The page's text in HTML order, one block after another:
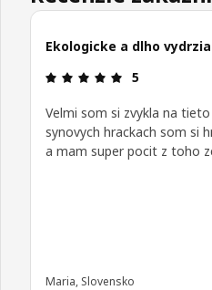
Ekologicke a dlho vydrzia
Hodnotenie: 5
5
Velmi som si zvykla na
synovych hrackach som si
a mam super pocit z toho
Maria, Slovensko